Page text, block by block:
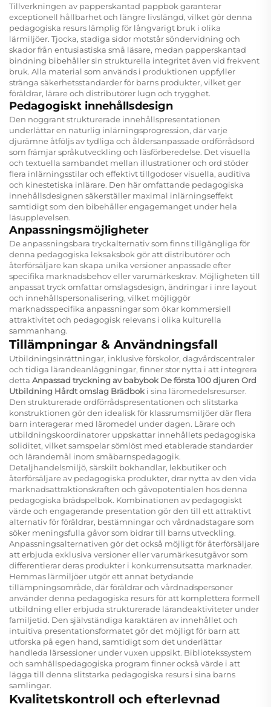
Tillverkningen av papperskantad pappbok garanterar
exceptionell hållbarhet och längre livslängd, vilket gör denna
pedagogiska resurs lämplig för långvarigt bruk i olika
lärmiljöer. Tjocka, stadiga sidor motstår söndervidning och
skador från entusiastiska små läsare, medan papperskantad
bindning bibehåller sin strukturella integritet även vid frekvent
bruk. Alla material som används i produktionen uppfyller
stränga säkerhetsstandarder för barns produkter, vilket ger
föräldrar, lärare och distributörer lugn och trygghet.
Pedagogiskt innehållsdesign
Den noggrant strukturerade innehållspresentationen
underlättar en naturlig inlärningsprogression, där varje
djurämne åtföljs av tydliga och åldersanpassade ordförrådsord
som främjar språkutveckling och läsförberedelse. Det visuella
och textuella sambandet mellan illustrationer och ord stöder
flera inlärningsstilar och effektivt tillgodoser visuella, auditiva
och kinestetiska inlärare. Den här omfattande pedagogiska
innehållsdesignen säkerställer maximal inlärningseffekt
samtidigt som den bibehåller engagemanget under hela
läsupplevelsen.
Anpassningsmöjligheter
De anpassningsbara tryckalternativ som finns tillgängliga för
denna pedagogiska leksaksbok gör att distributörer och
återförsäljare kan skapa unika versioner anpassade efter
specifika marknadsbehov eller varumärkeskrav. Möjligheten till
anpassat tryck omfattar omslagsdesign, ändringar i inre layout
och innehållspersonalisering, vilket möjliggör
marknadsspecifika anpassningar som ökar kommersiell
attraktivitet och pedagogisk relevans i olika kulturella
sammanhang.
Tillämpningar & Användningsfall
Utbildningsinrättningar, inklusive förskolor, dagvårdscentraler
och tidiga lärandeanläggningar, finner stor nytta i att integrera
detta Anpassad tryckning av babybok De första 100 djuren Ord
Utbildning Hårdt omslag Brädbok i sina läromedelsresurser.
Den strukturerade ordförrådspresentationen och slitstarka
konstruktionen gör den idealisk för klassrumsmiljöer där flera
barn interagerar med läromedel under dagen. Lärare och
utbildningskoordinatorer uppskattar innehållets pedagogiska
soliditet, vilket samspelar sömlöst med etablerade standarder
och lärandemål inom småbarnspedagogik.
Detaljhandelsmiljö, särskilt bokhandlar, lekbutiker och
återförsäljare av pedagogiska produkter, drar nytta av den vida
marknadsattraktionskraften och gåvopotentialen hos denna
pedagogiska brädspelbok. Kombinationen av pedagogiskt
värde och engagerande presentation gör den till ett attraktivt
alternativ för föräldrar, bestämningar och vårdnadstagare som
söker meningsfulla gåvor som bidrar till barns utveckling.
Anpassningsalternativen gör det också möjligt för återförsäljare
att erbjuda exklusiva versioner eller varumärkesutgåvor som
differentierar deras produkter i konkurrensutsatta marknader.
Hemmas lärmiljöer utgör ett annat betydande
tillämpningsområde, där föräldrar och vårdnadspersoner
använder denna pedagogiska resurs för att komplettera formell
utbildning eller erbjuda strukturerade lärandeaktiviteter under
familjetid. Den självständiga karaktären av innehållet och
intuitiva presentationsformatet gör det möjligt för barn att
utforska på egen hand, samtidigt som det underlättar
handleda lärsessioner under vuxen uppsikt. Bibliotekssystem
och samhällspedagogiska program finner också värde i att
lägga till denna slitstarka pedagogiska resurs i sina barns
samlingar.
Kvalitetskontroll och efterlevnad